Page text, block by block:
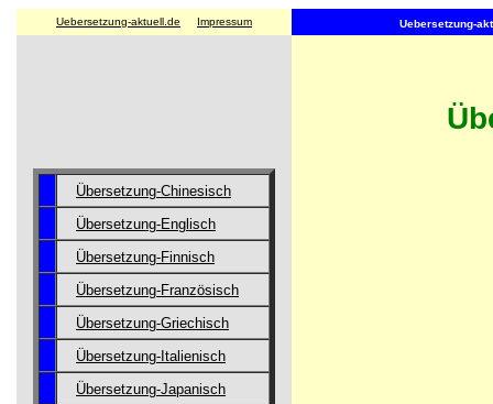
Uebersetzung-aktuell.de Impressum Uebersetzung-
Übersetzung-Chinesisch
Übersetzung-Englisch
Übersetzung-Finnisch
Übersetzung-Französisch
Übersetzung-Griechisch
Übersetzung-Italienisch
Übersetzung-Japanisch